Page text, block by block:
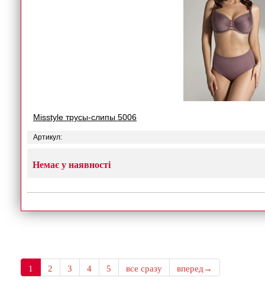
Misstyle трусы-слипы 5006
Артикул:
Немає у наявності
1 2 3 4 5 все сразу вперед→